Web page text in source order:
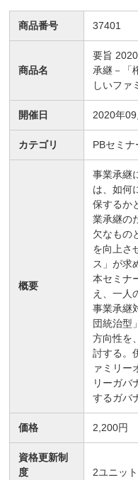
商品番号 37401
商品名
要旨
承継－「
しいファ
開催日 2020年
カテゴリ PBセミナ
概要
事業承継
は、如何
保するか
業承継の
欠なもの
を向上さ
ス」が求
本セミナ
え、一人
事業承継
団統治型
方向性を
討する。
ァミリー
リーガバ
するガバ
価格 2,200円
資格更新制
度
2ユニット